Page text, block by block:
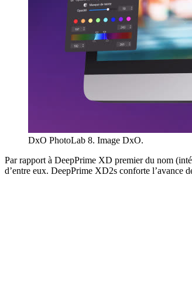
DxO PhotoLab 8. Image DxO.
Par rapport à DeepPrime XD premier du nom
d’entre eux. DeepPrime XD2s conforte l’avance